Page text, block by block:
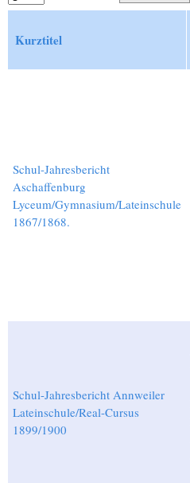
Kurztitel
Schul-Jahresbericht
Aschaffenburg
Lyceum/Gymnasium/Lateinschule
1867/1868.
Schul-Jahresbericht Annweiler
Lateinschule/Real-Cursus
1899/1900